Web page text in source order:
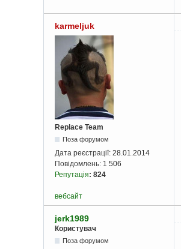
karmeljuk
Replace Team
Поза форумом
Дата реєстрації: 28.01.2014
Повідомлень: 1 506
Репутація: 824
вебсайт
jerk1989
Користувач
Поза форумом